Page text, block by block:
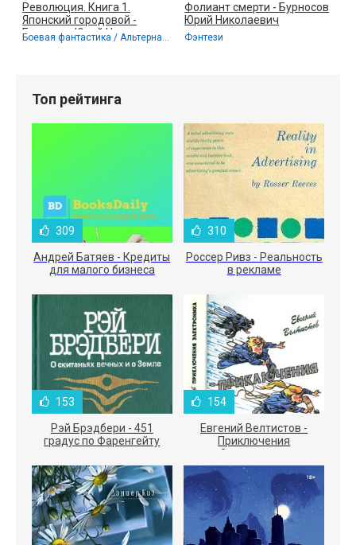
Революция. Книга 1.
Японский городовой -
Бурносов Юрий НиколаевичБоевая фантастика / Альтернативная история
Фолиант смерти - Бурносов
Юрий Николаевич
Фэнтези
Топ рейтинга
309
Андрей Батяев - Кредиты
для малого бизнеса
310
Россер Ривз - Реальность
в рекламе
153
Рэй Брэдбери - 451
градус по Фаренгейту
154
Евгений Велтистов -
Приключения
Электроника